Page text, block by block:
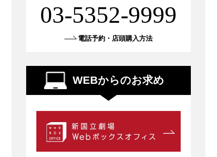
03-5352-9999
電話予約・店頭購入方法
WEBからのお求め